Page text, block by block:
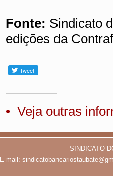
Fonte: Sindicato
edições da
• Veja outras
SINDICATO
E-mail: